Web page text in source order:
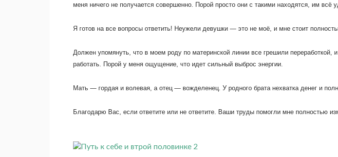
меня ничего не получается совершенно. Порой просто они с такими находятся, им всё
Я готов на все вопросы ответить! Неужели девушки — это не моё, и мне стоит
Должен упомянуть, что в моем роду по материнской линии все грешили
работать. Порой у меня ощущение, что идет сильный выброс энергии.
Мать — гордая и волевая, а отец — вожделенец. У родного брата нехватка денег и
Благодарю Вас, если ответите или не ответите. Ваши труды помогли мне полностью